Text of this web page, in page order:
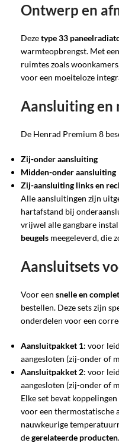
Ontwerp en
Dezetype 33
warmteopbrengst. Met
ruimtes zoals
voor een moeiteloze
Aansluiting en
De Henrad Premium 8
Zij-onder aansluiting
Midden-onder aansluiting
Zij-aansluiting links en
Alle aansluitingen zijn
hartafstand bij
vrijwel alle gangbare
beugels meegeleverd, die
Aansluitsets
Voor een snelle en
bestellen. Deze sets zijn
onderdelen voor een
Aansluitpakket 1: voor
aangesloten (zij-onder of
Aansluitpakket 2: voor
aangesloten (zij-onder of
Elke set bevat
voor een thermostatische
nauwkeurige
degerelateerde producten.